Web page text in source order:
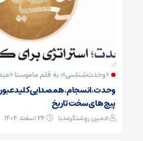
«وحدت‌‌شناسی»؛ به قلم ماموستا
وحدت ،انسجام،همصدایی کلید
پیچ های سخت تاریخ
ادمین روشنگرمدیا